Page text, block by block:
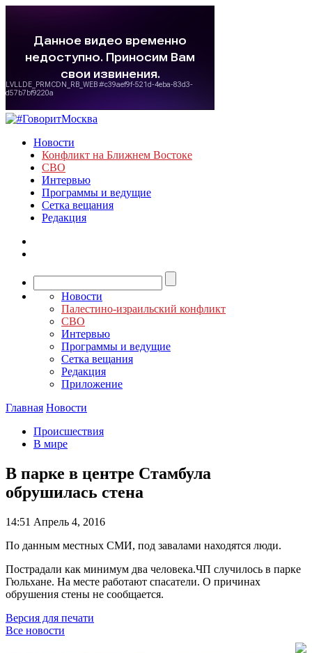
Новости
Конфликт на Ближнем Востоке
СВО
Интервью
Программы и ведущие
Сетка вещания
Редакция
Новости
Палестино-израильский конфликт
СВО
Интервью
Программы и ведущие
Сетка вещания
Редакция
Приложение
Главная Новости
Происшествия
В мире
В парке в центре Стамбула
обрушилась стена
14:51 Апрель 4, 2016
По данным местных СМИ, под завалами находятся люди.
Пострадали как минимум два человека.ЧП случилось в парке
Гюльхане. На месте работают спасатели. О причинах
обрушения стены не сообщается.
Версия для печати
Все новости